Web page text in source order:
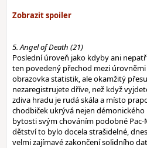
5. Angel of Death (21)
Poslední úroveň jako kdyby ani
ten povedený přechod mezi úrovněmi
obrazovka statistik, ale okamžitý
nezaregistrujete dříve, než když
zdiva hradu je rudá skála a místo
chodbiček ukrývá nejen démonického
bytosti svým chováním podobné
dětství to bylo docela strašidelné,
velmi zajímavé zakončení solidního